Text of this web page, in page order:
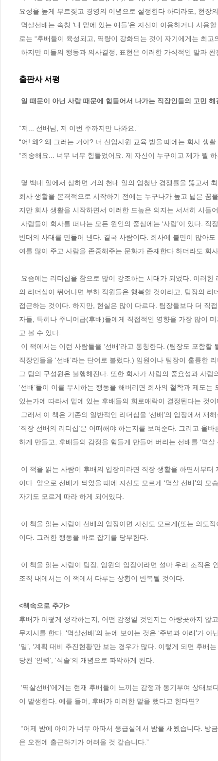
요성을 높게 부르짖고 경영의 이념으로 설정한다 하더라도, 현장
로는 “후배들이 육성되고, 역량이 강화되는 것이 자기에게는 최
하지만 이들의 행동과 의사결정, 표현은 이러한 가식적인 말과 완
출판사 서평
일 때문이 아닌 사람 때문에 힘들어서 나가는 직장인들의 고민
“저... 선배님, 저 이번 주까지만 나와요.”
“어! 왜? 왜 그러는 거야? 너 신입사원 교육 받을 때에는 회사 생
“죄송해요... 너무 너무 힘들었어요. 제 자신이 누구이고 제가 뭘
회사 생활을 본격적으로 시작하기 전에는 누구나가 높고 넓은 꿈
지만 회사 생활을 시작하면서 이러한 드높은 의지는 서서히 시
반대의 사태를 만들어 낸다. 결국 사람이다. 회사에 불만이 많아
여를 많이 주고 사람을 존중해주는 문화가 존재한다 하더라도 회
의 리더십이 뛰어나면 부하 직원들은 행복할 것이라고, 팀장의
접근하는 것이다. 하지만, 현실은 많이 다르다. 팀장들보다 더 직
자들, 특히나 주니어급(후배)들에게 직접적인 영향을 가장 많이
고 볼 수 있다.
직장인들을 ‘선배’라는 단어로 불렀다.) 임원이나 팀장이 훌륭한
그 팀의 구성원은 불행해진다. 또한 회사가 사람의 중요성과 사
‘선배’들이 이를 무시하는 행동을 해버리면 회사의 철학과 제도
있는가에 따라서 밑에 있는 후배들의 희로애락이 결정된다는 것
‘직장 선배의 리더십’은 어떠해야 하는지를 보여준다. 그리고 올
하게 만들고, 후배들의 감정을 힘들게 만들어 버리는 선배를 ‘멱
이다. 앞으로 선배가 되었을 때에 자신도 모르게 ‘멱살 선배’의
자기도 모르게 따라 하게 되어있다.
이다. 그러한 행동을 바로 잡기를 당부한다.
조직 내에서는 이 책에서 다루는 상황이 반복될 것이다.
<책속으로 추가>
후배가 어떻게 생각하는지, 어떤 감정일 것인지는 아랑곳하지 않
무지시를 한다. ‘멱살선배’의 눈에 보이는 것은 ‘주변과 아래’가
‘일’, ‘계획 대비 추진현황’만 보는 경우가 많다. 이렇게 되면 후
당된 ‘인력’, ‘식솔’의 개념으로 파악하게 된다.
이 발생한다. 예를 들어, 후배가 이러한 말을 했다고 한다면?
은 오전에 출근하기가 어려울 것 같습니다.”